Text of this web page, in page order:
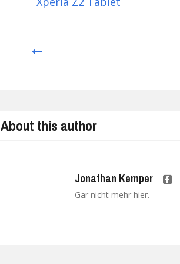
About this author
Jonathan Kemper
Gar nicht mehr hier.